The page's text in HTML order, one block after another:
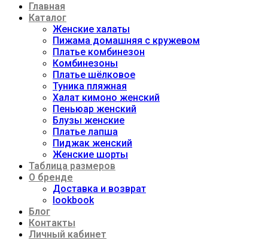
Главная
Каталог
Женские халаты
Пижама домашняя с кружевом
Платье комбинезон
Комбинезоны
Платье шёлковое
Туника пляжная
Халат кимоно женский
Пеньюар женский
Блузы женские
Платье лапша
Пиджак женский
Женские шорты
Таблица размеров
О бренде
Доставка и возврат
lookbook
Блог
Контакты
Личный кабинет